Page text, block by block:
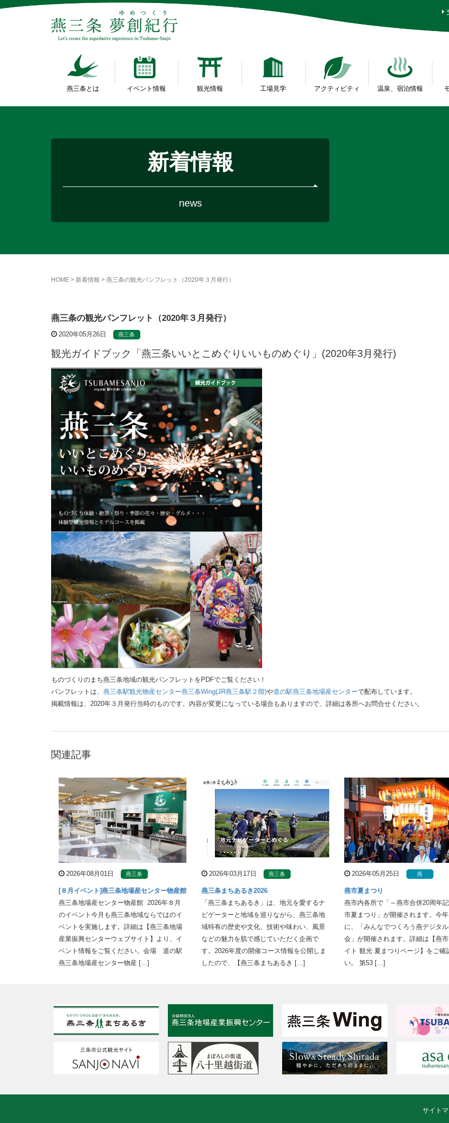
燕三条とは イベント情報 観光情報 工場見学 アクティビティ 温泉、宿泊情報
新着情報
news
HOME > 新着情報 > 燕三条の観光パンフレット（2020年３月発行）
燕三条の観光パンフレット（2020年３月発行）
2020年05月26日 燕三条
観光ガイドブック「燕三条いいとこめぐりいいものめぐり」(2020年3月発行)
ものづくりのまち燕三条地域の観光パンフレットをPDFでご覧ください！
パンフレットは、 燕三条駅観光物産センター燕三条Wing(JR燕三条駅２階)や道の駅燕三条地場産センターで配布しています。
掲載情報は、2020年３月発行当時のものです。内容が変更になっている場合もありますので、詳細は各所へお問合せください。
関連記事
2026年08月01日 燕三条
[８月イベント]燕三条地場産センター物産館
燕三条地場産センター物産館 2026年８月
のイベント今月も燕三条地域ならではのイ
ベントを実施します。詳細は【燕三条地場
産業振興センターウェブサイト】より、イ
ベント情報をご覧ください。会場 道の駅
燕三条地場産センター物産 […]
2026年03月17日 燕三条
燕三条まちあるき2026
「燕三条まちあるき」は、地元を愛するナ
ビゲーターと地域を巡りながら、燕三条地
域特有の歴史や文化、技術や味わい、風景
などの魅力を肌で感じていただく企画で
す。2026年度の開催コース情報を公開しま
したので、【燕三条まちあるき […]
2026年05月25日 燕
燕市夏まつり
燕市内各所で「～燕市合併20周年
市夏まつり」が開催されます。今
に、「みんなでつくろう燕デジタ
会」が開催されます。詳細は【燕
イト 観光 夏まつりページ】をご確
い。 第53 […]
サイト